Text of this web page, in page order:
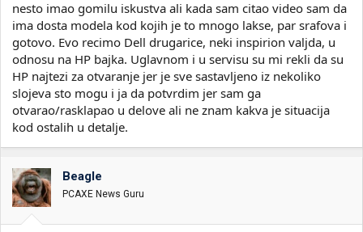
nesto imao gomilu iskustva ali kada sam citao video sam da
ima dosta modela kod kojih je to mnogo lakse, par srafova i
gotovo. Evo recimo Dell drugarice, neki inspirion valjda, u
odnosu na HP bajka. Uglavnom i u servisu su mi rekli da su
HP najtezi za otvaranje jer je sve sastavljeno iz nekoliko
slojeva sto mogu i ja da potvrdim jer sam ga
otvarao/rasklapao u delove ali ne znam kakva je situacija
kod ostalih u detalje.
Beagle
PCAXE News Guru